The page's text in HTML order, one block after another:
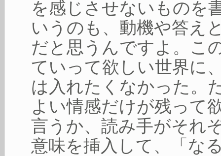
を感じさせないものを
いうのも、動機や答え
だと思うんですよ。こ
ていって欲しい世界に
は入れたくなかった。
よい情感だけが残って
言うか、読み手がそれ
意味を挿入して、「な